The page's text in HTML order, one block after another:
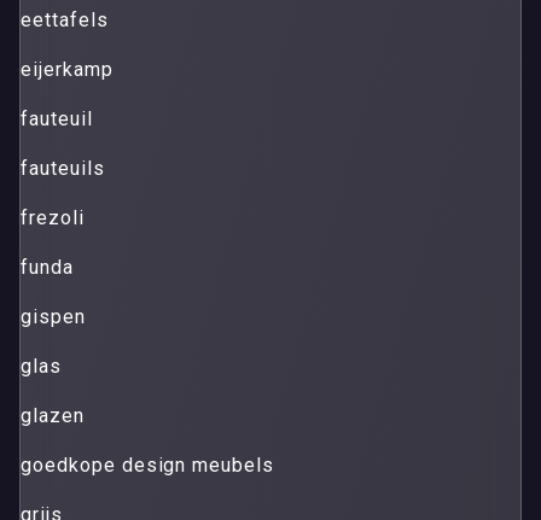
eettafels
eijerkamp
fauteuil
fauteuils
frezoli
funda
gispen
glas
glazen
goedkope design meubels
grijs